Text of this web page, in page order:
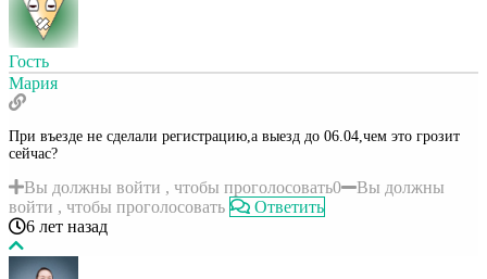
Гость
Мария
При въезде не сделали регистрацию,а выезд до 06.04,чем это грозит
сейчас?
Вы должны войти , чтобы проголосовать0
Вы должны
войти , чтобы проголосовать
Ответить
6 лет назад